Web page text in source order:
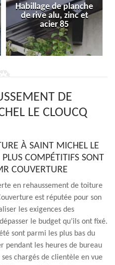
Habillage de planche
de rive alu, zinc et
acier 85
DE
LE CLOUCQ
À SAINT MICHEL LE
PLUS COMPÉTITIFS SONT
COUVERTURE
en rehaussement de toiture
est réputée pour son
les exigences des
le budget qu’ils ont fixé.
sont parmi les plus bas du
pendant les heures de bureau
chargés de clientèle en vue